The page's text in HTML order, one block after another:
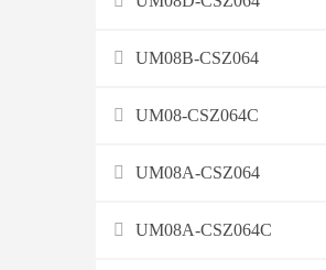
UM08B-CSZ064
UM08-CSZ064C
UM08A-CSZ064
UM08A-CSZ064C